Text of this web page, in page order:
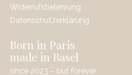
Widerrufsbelehrung
Datenschutzerklärung
Born in Paris
made in Basel
since 2023 – but forever